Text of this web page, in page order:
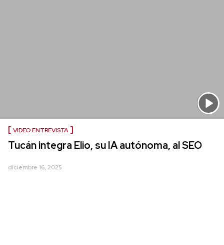
VIDEO ENTREVISTA
Tucán integra Elio, su IA autónoma, al SEO
diciembre 16, 2025